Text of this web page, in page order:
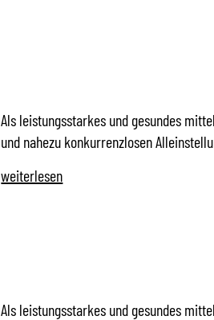
Als leistungsstarkes und gesundes
und nahezu konkurrenzlosen
weiterlesen
Als leistungsstarkes und gesundes